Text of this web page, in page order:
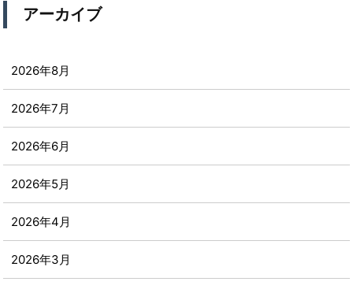
アーカイブ
2026年8月
2026年7月
2026年6月
2026年5月
2026年4月
2026年3月